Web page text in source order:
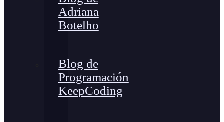
Adriana
Botelho
Blog de
Programación
KeepCoding